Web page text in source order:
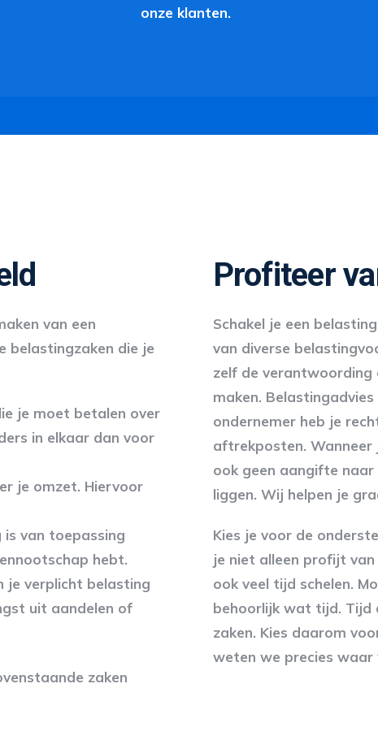
onze klanten.
van een
belastingzaken die je
je moet betalen over
in elkaar dan voor
je omzet. Hiervoor
is van toepassing
hebt.
je verplicht belasting
uit aandelen of
zaken
Profiteer
Schakel je een
van diverse
zelf de verantwoording
maken.
ondernemer heb je
aftrekposten.
ook geen aangifte
liggen. Wij helpen je
Kies je voor de
je niet alleen profijt
ook veel tijd schelen.
behoorlijk wat tijd. Tijd
zaken. Kies daarom
weten we precies